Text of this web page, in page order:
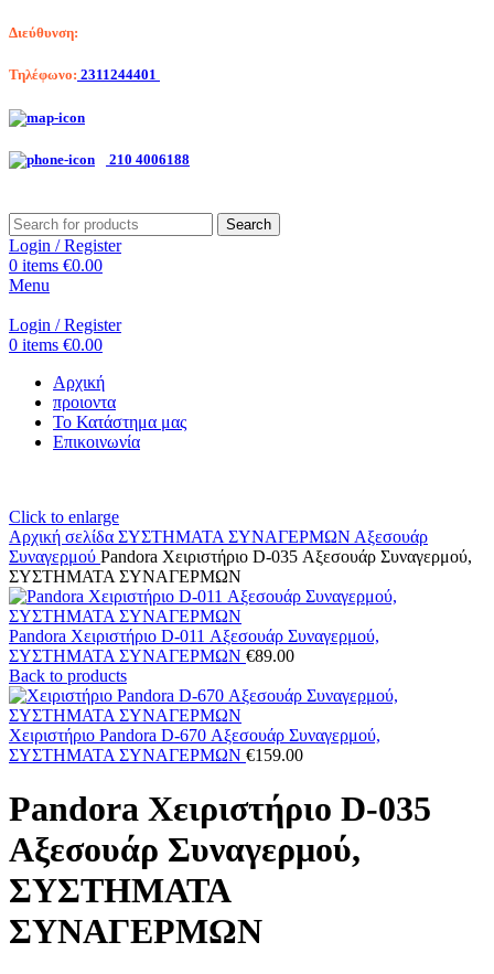
Διεύθυνση:
Τηλέφωνο: 2311244401
210 4006188
Search
Login / Register
0 items €0.00
Menu
Login / Register
0 items €0.00
Αρχική
προιοντα
Το Κατάστημα μας
Επικοινωνία
Click to enlarge
Αρχική σελίδα ΣΥΣΤΗΜΑΤΑ ΣΥΝΑΓΕΡΜΩΝ Αξεσουάρ
Συναγερμού Pandora Χειριστήριο D-035 Αξεσουάρ Συναγερμού,
ΣΥΣΤΗΜΑΤΑ ΣΥΝΑΓΕΡΜΩΝ
Pandora Χειριστήριο D-011 Αξεσουάρ Συναγερμού,
ΣΥΣΤΗΜΑΤΑ ΣΥΝΑΓΕΡΜΩΝ €89.00
Back to products
Χειριστήριο Pandora D-670 Αξεσουάρ Συναγερμού,
ΣΥΣΤΗΜΑΤΑ ΣΥΝΑΓΕΡΜΩΝ €159.00
Pandora Χειριστήριο D-035
Αξεσουάρ Συναγερμού,
ΣΥΣΤΗΜΑΤΑ
ΣΥΝΑΓΕΡΜΩΝ